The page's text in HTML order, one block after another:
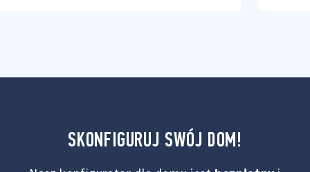
SKONFIGURUJ SWÓJ DOM!